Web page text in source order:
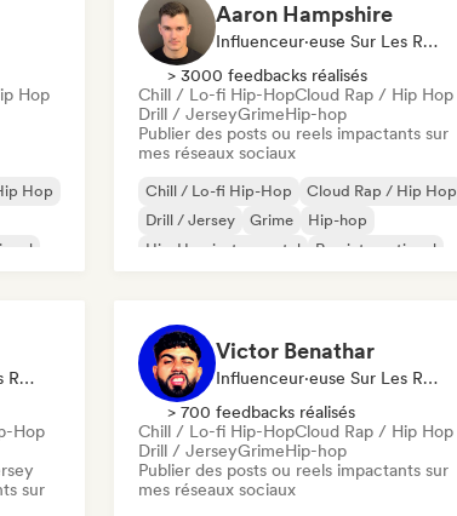
Hop
Hop
Aaron Hampshire
Influenceur·euse Sur Les Réseaux Sociaux
> 3000 feedbacks réalisés
Chill / Lo-fi Hip-HopCloud Rap / Hip Hop
Drill / JerseyGrimeHip-hop
Publier des posts ou reels impactants sur
mes réseaux sociaux
Chill / Lo-fi Hip-Hop
Cloud Rap / Hip Hop
Drill / Jersey
Grime
Hip-hop
Hip-Hop instrumental
Rap international
Influenceur·euse Sur Les Réseaux Sociaux, Spécialiste Son
Hop
sur
Victor Benathar
Influenceur·euse Sur Les Réseaux Sociaux
> 700 feedbacks réalisés
Chill / Lo-fi Hip-HopCloud Rap / Hip Hop
Drill / JerseyGrimeHip-hop
Publier des posts ou reels impactants sur
mes réseaux sociaux